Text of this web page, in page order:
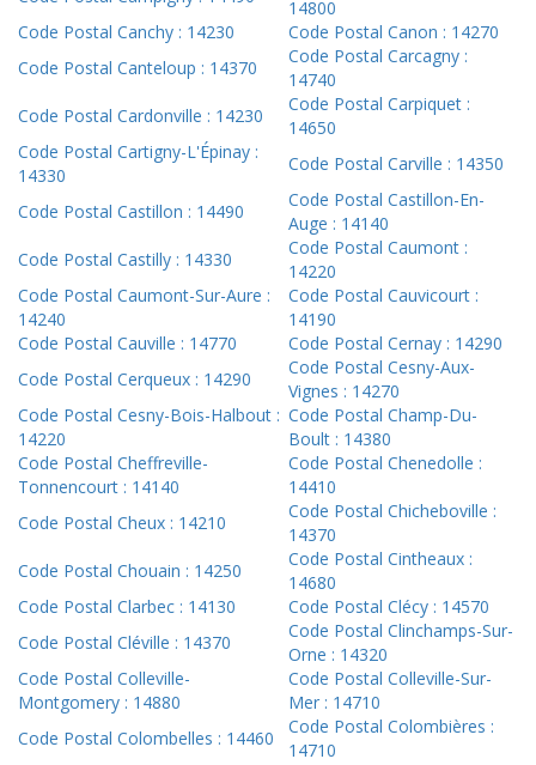
14800
Code Postal Canchy : 14230
Code Postal Canon : 14270
Code Postal Canteloup : 14370
Code Postal Carcagny :
14740
Code Postal Cardonville : 14230
Code Postal Carpiquet :
14650
Code Postal Cartigny-L'Épinay :
14330
Code Postal Carville : 14350
Code Postal Castillon : 14490
Code Postal Castillon-En-
Auge : 14140
Code Postal Castilly : 14330
Code Postal Caumont :
14220
Code Postal Caumont-Sur-Aure :
14240
Code Postal Cauvicourt :
14190
Code Postal Cauville : 14770
Code Postal Cernay : 14290
Code Postal Cerqueux : 14290
Code Postal Cesny-Aux-
Vignes : 14270
Code Postal Cesny-Bois-Halbout :
14220
Code Postal Champ-Du-
Boult : 14380
Code Postal Cheffreville-
Tonnencourt : 14140
Code Postal Chenedolle :
14410
Code Postal Cheux : 14210
Code Postal Chicheboville :
14370
Code Postal Chouain : 14250
Code Postal Cintheaux :
14680
Code Postal Clarbec : 14130
Code Postal Clécy : 14570
Code Postal Cléville : 14370
Code Postal Clinchamps-Sur-
Orne : 14320
Code Postal Colleville-
Montgomery : 14880
Code Postal Colleville-Sur-
Mer : 14710
Code Postal Colombelles : 14460
Code Postal Colombières :
14710